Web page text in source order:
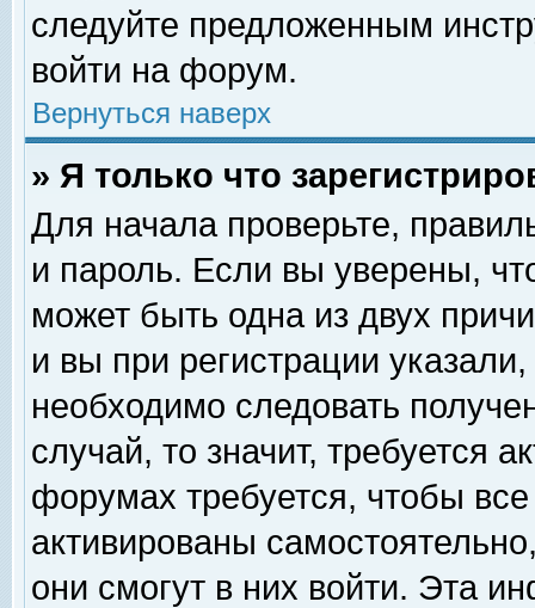
следуйте предложенным
войти на форум.
Вернуться наверх
» Я только что
Для начала проверьте,
и пароль. Если вы уверены,
может быть одна из двух
и вы при регистрации
необходимо следовать
случай, то значит, требуется
форумах требуется, чтобы
активированы
они смогут в них войти. Эта